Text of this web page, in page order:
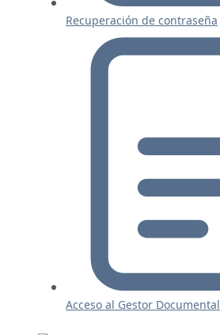
Recuperación de contraseña
Acceso al Gestor Documental